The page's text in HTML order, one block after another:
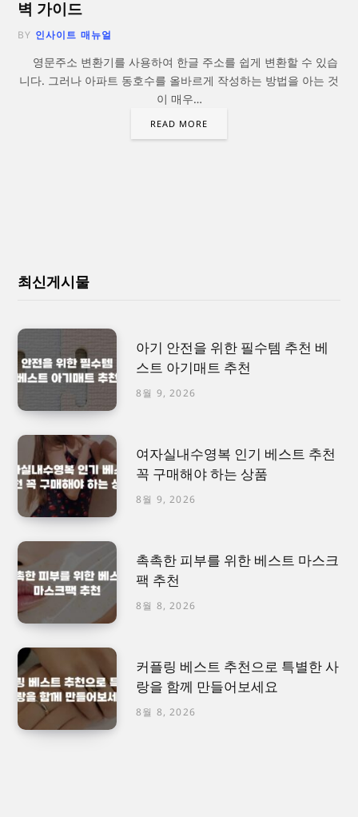
벽 가이드
BY 인사이트 매뉴얼
영문주소 변환기를 사용하여 한글 주소를 쉽게 변환할 수 있습
니다. 그러나 아파트 동호수를 올바르게 작성하는 방법을 아는 것
이 매우…
READ MORE
최신게시물
아기 안전을 위한 필수템 추천 베
스트 아기매트 추천
8월 9, 2026
여자실내수영복 인기 베스트 추천
꼭 구매해야 하는 상품
8월 9, 2026
촉촉한 피부를 위한 베스트 마스크
팩 추천
8월 8, 2026
커플링 베스트 추천으로 특별한 사
랑을 함께 만들어보세요
8월 8, 2026